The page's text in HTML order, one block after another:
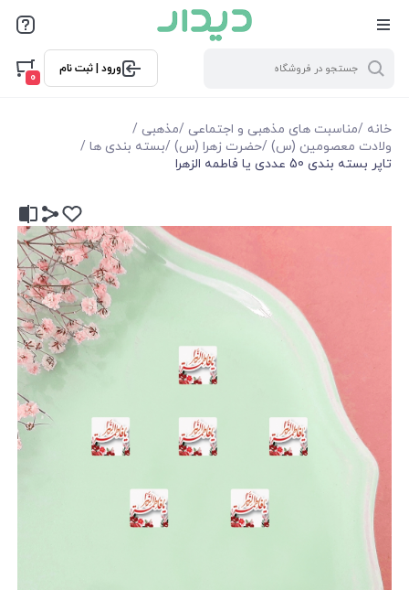
ورود | ثبت نام
0
خانه /مناسبت های مذهبی و اجتماعی /مذهبی /
ولادت معصومین (س) /حضرت زهرا (س) /بسته بندی ها /
تاپر بسته بندی 50 عددی یا فاطمه الزهرا